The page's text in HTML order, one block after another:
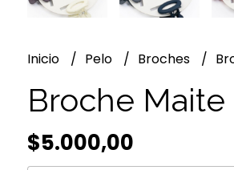
Inicio Pelo Broches
Broche Maite
$5.000,00